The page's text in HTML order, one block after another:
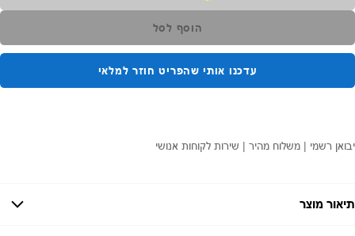
הוסף לסל
עדכנו אותי שהפריט חוזר למלאי
יבואן רשמי | משלוח מהיר | שירות לקוחות אנושי
תיאור מוצר